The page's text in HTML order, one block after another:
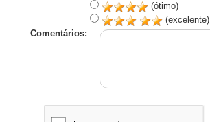
(ótimo)
(excelente)
Comentários: